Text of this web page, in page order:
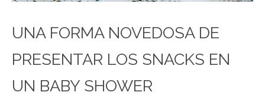
UNA FORMA NOVEDOSA DE
PRESENTAR LOS SNACKS EN
UN BABY SHOWER